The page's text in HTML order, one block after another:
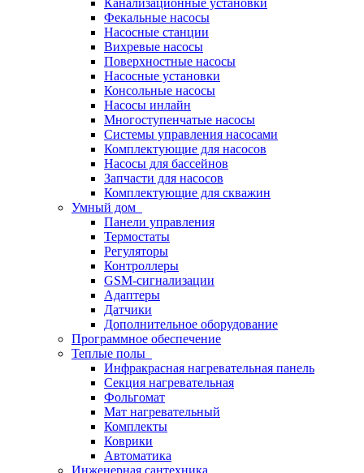
Канализационные установки
Фекальные насосы
Насосные станции
Вихревые насосы
Поверхностные насосы
Насосные установки
Консольные насосы
Насосы инлайн
Многоступенчатые насосы
Системы управления насосами
Комплектующие для насосов
Насосы для бассейнов
Запчасти для насосов
Комплектующие для скважин
Умный дом
Панели управления
Термостаты
Регуляторы
Контроллеры
GSM-сигнализации
Адаптеры
Датчики
Дополнительное оборудование
Программное обеспечение
Теплые полы
Инфракрасная нагревательная панель
Секция нагревательная
Фольгомат
Мат нагревательный
Комплекты
Коврики
Автоматика
Инженерная сантехника